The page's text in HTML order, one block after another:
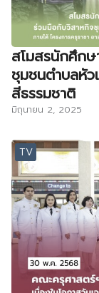
สโมสรนักศึก
ชุมชนตำบลหั
สีธรรมชาติ
มิถุนายน 2, 2025
TV